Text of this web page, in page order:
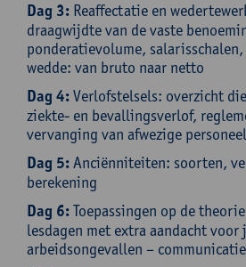
Dag 3: Reaffectatie en
draagwijdte van de vaste
ponderatievolume,
wedde: van bruto naar netto
Dag 4:Verlofstelsels: overzicht
ziekte- en bevallingsverlof,
vervanging van afwezige
Dag 5:Anciënniteiten: soorten,
berekening
Dag 6:Toepassingen op de
lesdagen met extra aandacht
arbeidsongevallen –